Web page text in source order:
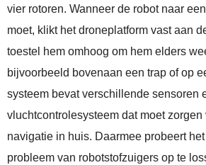
vier rotoren. Wanneer de robot naar
moet, klikt het droneplatform vast aan
toestel hem omhoog om hem elders
bijvoorbeeld bovenaan een trap of op
systeem bevat verschillende sensoren
vluchtcontrolesysteem dat moet
navigatie in huis. Daarmee probeert
probleem van robotstofzuigers op te